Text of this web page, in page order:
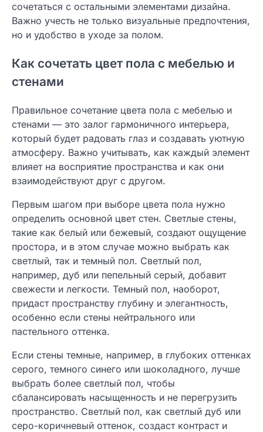
сочетаться с остальными элементами дизайна.
Важно учесть не только визуальные предпочтения,
но и удобство в уходе за полом.
Как сочетать цвет пола с мебелью и
стенами
Правильное сочетание цвета пола с мебелью и
стенами — это залог гармоничного интерьера,
который будет радовать глаз и создавать уютную
атмосферу. Важно учитывать, как каждый элемент
влияет на восприятие пространства и как они
взаимодействуют друг с другом.
Первым шагом при выборе цвета пола нужно
определить основной цвет стен. Светлые стены,
такие как белый или бежевый, создают ощущение
простора, и в этом случае можно выбрать как
светлый, так и темный пол. Светлый пол,
например, дуб или пепельный серый, добавит
свежести и легкости. Темный пол, наоборот,
придаст пространству глубину и элегантность,
особенно если стены нейтрального или
пастельного оттенка.
Если стены темные, например, в глубоких оттенках
серого, темного синего или шоколадного, лучше
выбрать более светлый пол, чтобы
сбалансировать насыщенность и не перегрузить
пространство. Светлый пол, как светлый дуб или
серо-коричневый оттенок, создаст контраст и